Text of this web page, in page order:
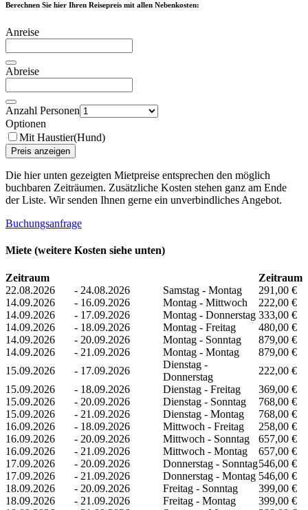
Berechnen Sie hier Ihren Reisepreis mit allen Nebenkosten:
Anreise
Abreise
Anzahl Personen
Optionen
Mit Haustier(Hund)
Preis anzeigen
Die hier unten gezeigten Mietpreise entsprechen den möglich
buchbaren Zeiträumen. Zusätzliche Kosten stehen ganz am Ende
der Liste. Wir senden Ihnen gerne ein unverbindliches Angebot.
Buchungsanfrage
Miete (weitere Kosten siehe unten)
Zeitraum
Zeitraum
22.08.2026
- 24.08.2026 Samstag - Montag
291,00 €
14.09.2026
- 16.09.2026 Montag - Mittwoch
222,00 €
14.09.2026
- 17.09.2026 Montag - Donnerstag 333,00 €
14.09.2026
- 18.09.2026 Montag - Freitag
480,00 €
14.09.2026
- 20.09.2026 Montag - Sonntag
879,00 €
14.09.2026
- 21.09.2026 Montag - Montag
879,00 €
15.09.2026
- 17.09.2026
Dienstag -
Donnerstag
222,00 €
15.09.2026
- 18.09.2026 Dienstag - Freitag
369,00 €
15.09.2026
- 20.09.2026 Dienstag - Sonntag
768,00 €
15.09.2026
- 21.09.2026 Dienstag - Montag
768,00 €
16.09.2026
- 18.09.2026 Mittwoch - Freitag
258,00 €
16.09.2026
- 20.09.2026 Mittwoch - Sonntag
657,00 €
16.09.2026
- 21.09.2026 Mittwoch - Montag
657,00 €
17.09.2026
- 20.09.2026 Donnerstag - Sonntag546,00 €
17.09.2026
- 21.09.2026 Donnerstag - Montag 546,00 €
18.09.2026
- 20.09.2026 Freitag - Sonntag
399,00 €
18.09.2026
- 21.09.2026 Freitag - Montag
399,00 €